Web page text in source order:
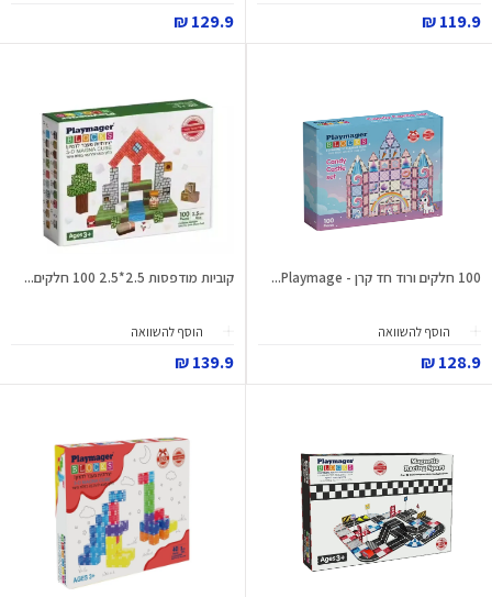
119.9 ₪
129.9 ₪
100 חלקים ורוד חד קרן - Playmage...
הוסף להשוואה
128.9 ₪
קוביות מודפסות 2.5*2.5 100 חלקים...
הוסף להשוואה
139.9 ₪